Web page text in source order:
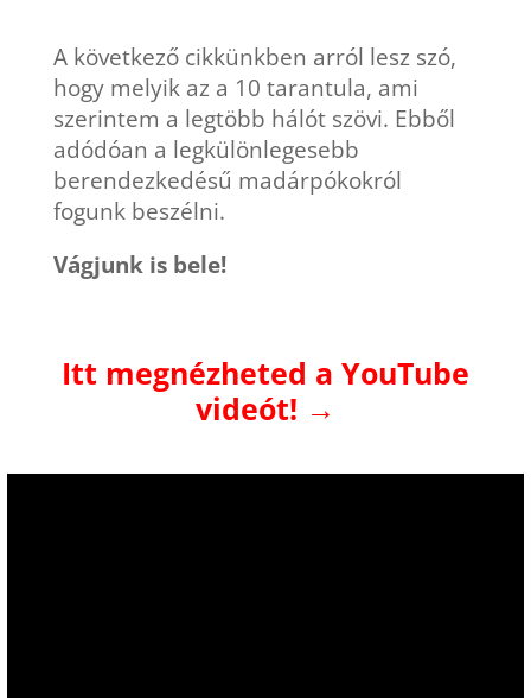
A következő cikkünkben arról lesz szó,
hogy melyik az a 10 tarantula, ami
szerintem a legtöbb hálót szövi. Ebből
adódóan a legkülönlegesebb
berendezkedésű madárpókokról
fogunk beszélni.
Vágjunk is bele!
Itt megnézheted a YouTube
videót! →